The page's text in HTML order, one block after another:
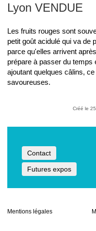
Lyon VENDUE
Les fruits rouges sont
petit goût acidulé qui va de
parce qu'elles arrivent
prépare à passer du temps
ajoutant quelques câlins,
savoureuses.
Créé le
Contact
Futures expos
Mentions légales